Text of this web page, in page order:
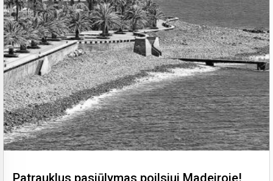
Patrauklus pasiūlymas poilsiui Madeiroje!